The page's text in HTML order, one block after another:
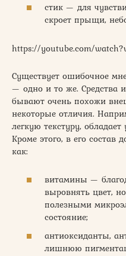
стик — для
скроет прыщи,
https://youtube.com/
Существует ошибочное
— одно и то же. Средства
бывают очень похожи
некоторые отличия.
легкую текстуру,
Кроме этого, в его состав
как:
витамины —
выровнять цвет,
полезными
состояние;
антиоксиданты,
лишнюю